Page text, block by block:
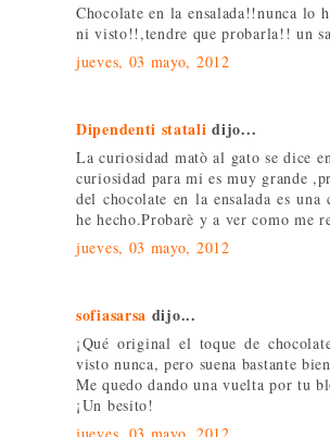
Chocolate en la ensalada!!nunca lo
ni visto!!,tendre que probarla!! un
jueves, 03 mayo, 2012
Dipendenti statali dijo...
La curiosidad matò al gato se dice
curiosidad para mi es muy grande
del chocolate en la ensalada es una
he hecho.Probarè y a ver como me
jueves, 03 mayo, 2012
sofiasarsa dijo...
¡Qué original el toque de
visto nunca, pero suena bastante
Me quedo dando una vuelta por tu
¡Un besito!
jueves, 03 mayo, 2012